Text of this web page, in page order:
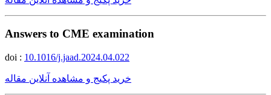
Answers to CME examination
doi : 10.1016/j.jaad.2024.04.022
خرید پکیج و مشاهده آنلاین مقاله